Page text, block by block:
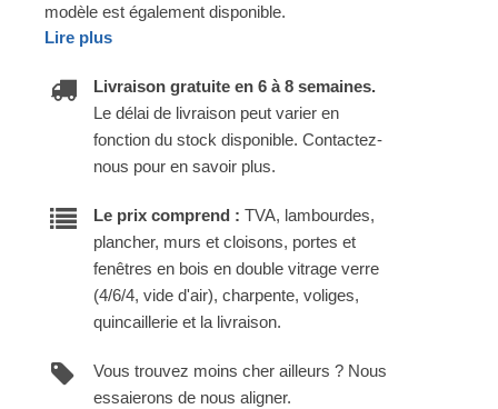
modèle est également disponible.
Lire plus
Livraison gratuite en 6 à 8 semaines.
Le délai de livraison peut varier en
fonction du stock disponible. Contactez-
nous pour en savoir plus.
Le prix comprend : TVA, lambourdes,
plancher, murs et cloisons, portes et
fenêtres en bois en double vitrage verre
(4/6/4, vide d'air), charpente, voliges,
quincaillerie et la livraison.
Vous trouvez moins cher ailleurs ? Nous
essaierons de nous aligner.